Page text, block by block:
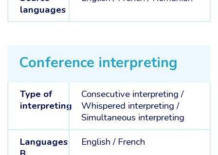
languages
Conference interpreting
Type of
interpreting
Consecutive interpreting/
Whispered interpreting/
Simultaneous interpreting
Languages
English / French